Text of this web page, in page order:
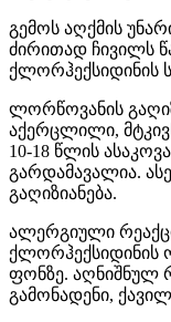
გემოს აღქმის
ძირითად ჩივილს
ქლორჰექსიდინის
ლორწოვანის
აქერცლილი,
10-18 წლის
გარდამავალია.
გაღიზიანება.
ალერგიული
ქლორჰექსიდინის
ფონზე. აღნიშნულ
გამონადენი,